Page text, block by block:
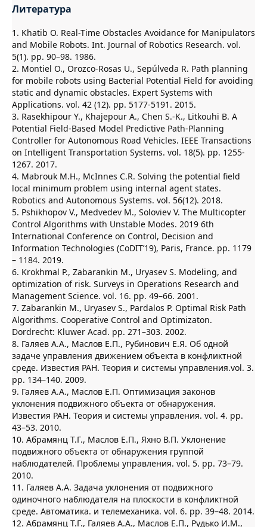
Литература
1. Khatib O. Real-Time Obstacles Avoidance for Manipulators
and Mobile Robots. Int. Journal of Robotics Research. vol.
5(1). pp. 90–98. 1986.
2. Montiel O., Orozco-Rosas U., Sepúlveda R. Path planning
for mobile robots using Bacterial Potential Field for avoiding
static and dynamic obstacles. Expert Systems with
Applications. vol. 42 (12). pp. 5177-5191. 2015.
3. Rasekhipour Y., Khajepour A., Chen S.-K., Litkouhi B. A
Potential Field-Based Model Predictive Path-Planning
Controller for Autonomous Road Vehicles. IEEE Transactions
on Intelligent Transportation Systems. vol. 18(5). pp. 1255-
1267. 2017.
4. Mabrouk M.H., McInnes C.R. Solving the potential field
local minimum problem using internal agent states.
Robotics and Autonomous Systems. vol. 56(12). 2018.
5. Pshikhopov V., Medvedev M., Soloviev V. The Multicopter
Control Algorithms with Unstable Modes. 2019 6th
International Conference on Control, Decision and
Information Technologies (CoDIT’19), Paris, France. pp. 1179
– 1184. 2019.
6. Krokhmal P., Zabarankin M., Uryasev S. Modeling, and
optimization of risk. Surveys in Operations Research and
Management Science. vol. 16. pp. 49–66. 2001.
7. Zabarankin M., Uryasev S., Pardalos P. Optimal Risk Path
Algorithms. Cooperative Control and Optimizaton.
Dordrecht: Kluwer Acad. pp. 271–303. 2002.
8. Галяев А.А., Маслов Е.П., Рубинович Е.Я. Об одной
задаче управления движением объекта в конфликтной
среде. Известия РАН. Теория и системы управления.vol. 3.
pp. 134–140. 2009.
9. Галяев А.А., Маслов Е.П. Оптимизация законов
уклонения подвижного объекта от обнаружения.
Известия РАН. Теория и системы управления. vol. 4. pp.
43–53. 2010.
10. Абрамянц Т.Г., Маслов Е.П., Яхно В.П. Уклонение
подвижного объекта от обнаружения группой
наблюдателей. Проблемы управления. vol. 5. pp. 73–79.
2010.
11. Галяев А.А. Задача уклонения от подвижного
одиночного наблюдателя на плоскости в конфликтной
среде. Автоматика. и телемеханика. vol. 6. pp. 39–48. 2014.
12. Абрамянц Т.Г., Галяев А.А., Маслов Е.П., Рудько И.М.,